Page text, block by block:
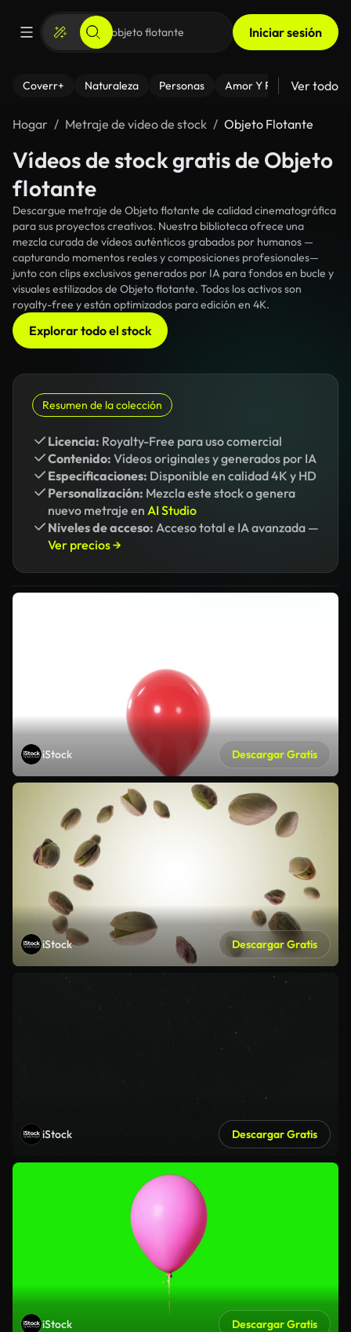
Iniciar sesión
Coverr+ Naturaleza Personas Amor Y Relaciones
Ver todo
Hogar Metraje de video de stock Objeto Flotante
Vídeos de stock gratis de Objeto
flotante
Descargue metraje de Objeto flotante de calidad cinematográfica
para sus proyectos creativos. Nuestra biblioteca ofrece una
mezcla curada de vídeos auténticos grabados por humanos —
capturando momentos reales y composiciones profesionales—
junto con clips exclusivos generados por IA para fondos en bucle y
visuales estilizados de Objeto flotante. Todos los activos son
royalty-free y están optimizados para edición en 4K.
Explorar todo el stock
Resumen de la colección
Licencia: Royalty-Free para uso comercial
Contenido: Vídeos originales y generados por IA
Especificaciones: Disponible en calidad 4K y HD
Personalización: Mezcla este stock o genera
nuevo metraje en AI Studio
Niveles de acceso: Acceso total e IA avanzada —
Ver precios →
iStock Descargar Gratis
iStock Descargar Gratis
iStock Descargar Gratis
iStock Descargar Gratis